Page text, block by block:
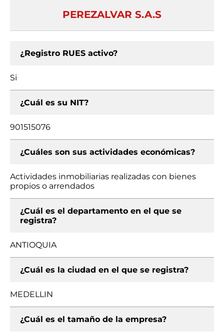
PEREZALVAR S.A.S
¿Registro RUES activo?
Si
¿Cuál es su NIT?
901515076
¿Cuáles son sus actividades económicas?
Actividades inmobiliarias realizadas con bienes
propios o arrendados
¿Cuál es el departamento en el que se
registra?
ANTIOQUIA
¿Cuál es la ciudad en el que se registra?
MEDELLIN
¿Cuál es el tamaño de la empresa?